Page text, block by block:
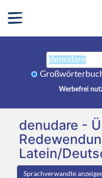
Werbefrei
denudare -
Latein/
Sprachverwandte